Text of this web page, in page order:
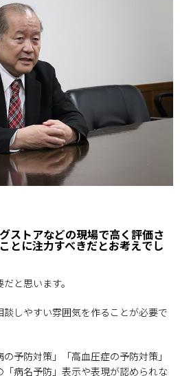
ストアなどの現場で高く評価さ
とに注力すべきだとお考えでし
と思います。
しやすい雰囲気を作ることが必要で
予防対策」「高血圧症の予防対策」
「病名予防」表示や表現が認められな